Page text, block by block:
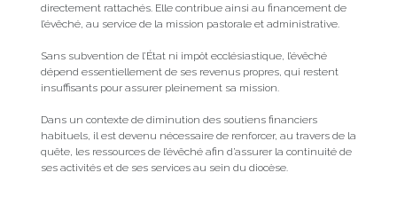
directement rattachés. Elle contribue ainsi au financement de
l’évêché, au service de la mission pastorale et administrative.
Sans subvention de l’État ni impôt ecclésiastique, l’évêché
dépend essentiellement de ses revenus propres, qui restent
insuffisants pour assurer pleinement sa mission.
Dans un contexte de diminution des soutiens financiers
habituels, il est devenu nécessaire de renforcer, au travers de la
quête, les ressources de l’évêché afin d’assurer la continuité de
ses activités et de ses services au sein du diocèse.